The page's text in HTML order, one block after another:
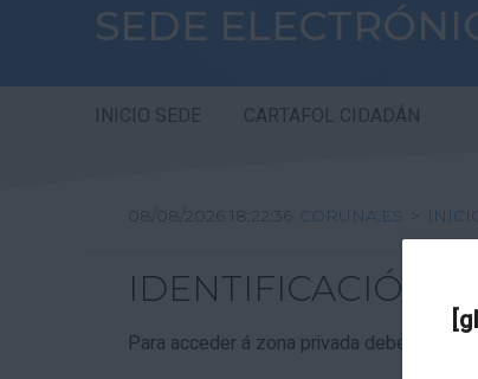
SEDE
INICIO SEDE CARTAFOL CIDADÁN
08/08/2026 18:22:36 CORUNA.ES >
IDENTIFICACIÓN
Para acceder á zona privada debe